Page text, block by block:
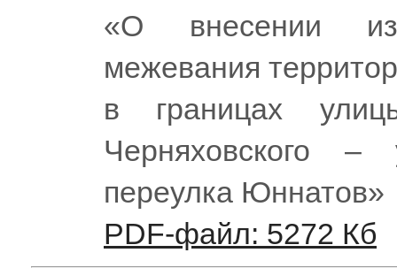
«О внесении
межевания
в границах
Черняховского
переулка Юннатов»
PDF-файл: 5272 Кб